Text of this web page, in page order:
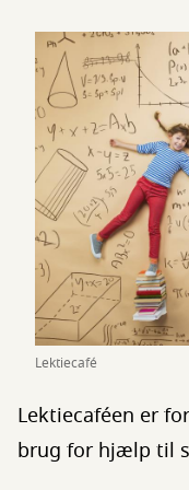
Lektiecafé
Lektiecaféen er
brug for hjælp til